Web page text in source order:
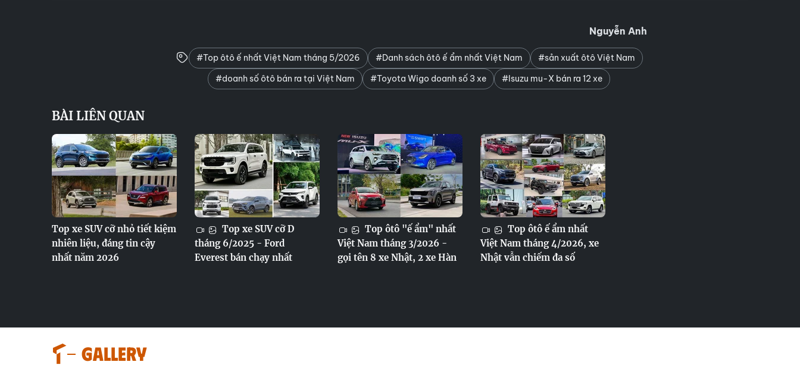
Nguyễn Anh
#Top ôtô ế nhất Việt Nam tháng 5/2026 #Danh sách ôtô ế ẩm nhất Việt Nam
#sản xuất ôtô Việt Nam
#doanh số ôtô bán ra tại Việt Nam
#Toyota Wigo doanh số 3 xe #Isuzu mu-X bán ra 12 xe
BÀI LIÊN QUAN
Top xe SUV cỡ nhỏ tiết kiệm
nhiên liệu, đáng tin cậy
nhất năm 2026
Top xe SUV cỡ D
tháng 6/2025 - Ford
Everest bán chạy nhất
Top ôtô "ế ẩm" nhất
Việt Nam tháng 3/2026 -
gọi tên 8 xe Nhật, 2 xe Hàn
Top ôtô ế ẩm nhất
Việt Nam tháng 4/2026, xe
Nhật vẫn chiếm đa số
GALLERY